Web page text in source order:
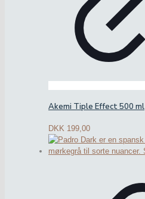
Akemi Tiple Effect 500 ml
DKK 199,00